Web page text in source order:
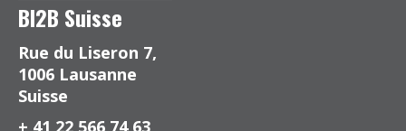
BI2B Suisse
Rue du Liseron 7,
1006 Lausanne
Suisse
+ 41 22 566 74 63